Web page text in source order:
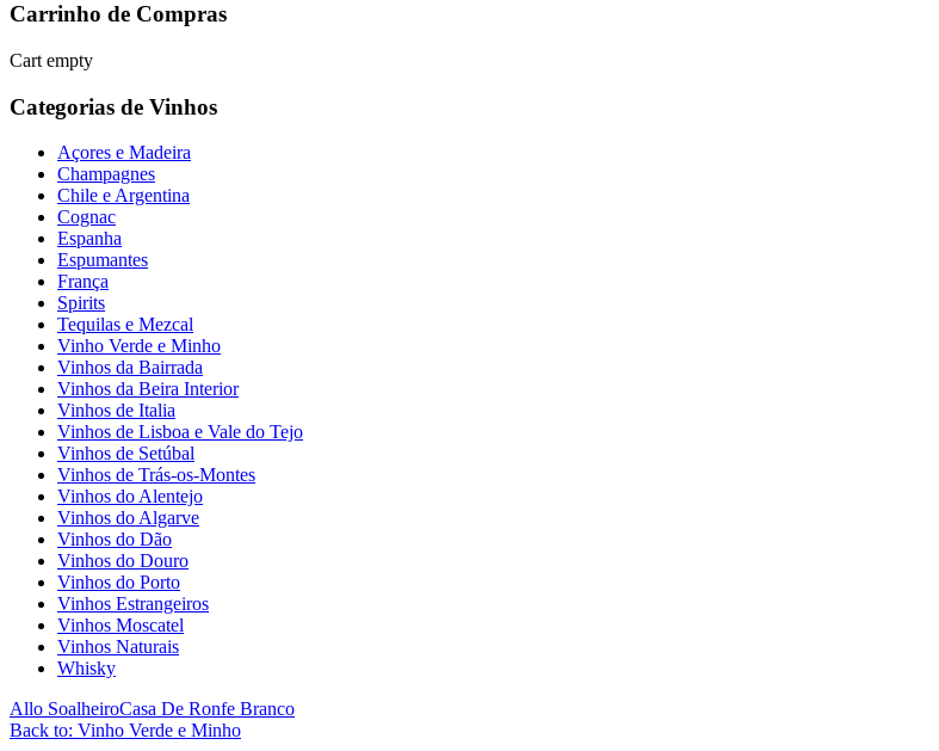
Carrinho de Compras
Cart empty
Categorias de Vinhos
Açores e Madeira
Champagnes
Chile e Argentina
Cognac
Espanha
Espumantes
França
Spirits
Tequilas e Mezcal
Vinho Verde e Minho
Vinhos da Bairrada
Vinhos da Beira Interior
Vinhos de Italia
Vinhos de Lisboa e Vale do Tejo
Vinhos de Setúbal
Vinhos de Trás-os-Montes
Vinhos do Alentejo
Vinhos do Algarve
Vinhos do Dão
Vinhos do Douro
Vinhos do Porto
Vinhos Estrangeiros
Vinhos Moscatel
Vinhos Naturais
Whisky
Allo SoalheiroCasa De Ronfe Branco
Back to: Vinho Verde e Minho